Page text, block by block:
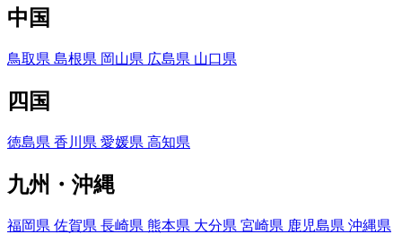
中国
鳥取県 島根県 岡山県 広島県 山口県
四国
徳島県 香川県 愛媛県 高知県
九州・沖縄
福岡県 佐賀県 長崎県 熊本県 大分県 宮崎県 鹿児島県 沖縄県